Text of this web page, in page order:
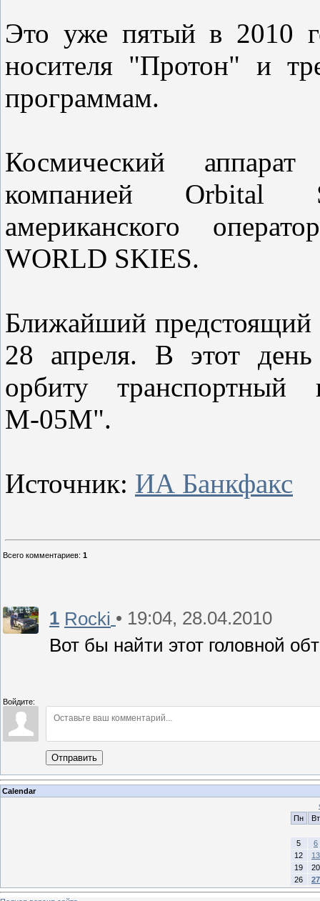
Это уже пятый в 2010
носителя "Протон" и
программам.
Космический
компанией Orbital
американского
WORLD SKIES.
Ближайший предстоящий
28 апреля. В этот
орбиту транспортный
М-05М".
Источник: ИА Банкфакс
Всего комментариев: 1
1 Rocki • 19:04, 28.04.2010
Вот бы найти этот головной
Войдите:
Отправить
Calendar
Пн
Вт
5
6
12
13
19
20
26
27